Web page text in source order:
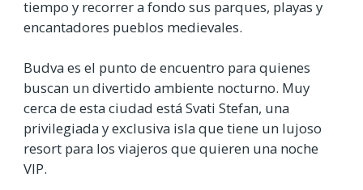
tiempo y recorrer a fondo sus parques, playas y
encantadores pueblos medievales.
Budva es el punto de encuentro para quienes
buscan un divertido ambiente nocturno. Muy
cerca de esta ciudad está Svati Stefan, una
privilegiada y exclusiva isla que tiene un lujoso
resort para los viajeros que quieren una noche
VIP.